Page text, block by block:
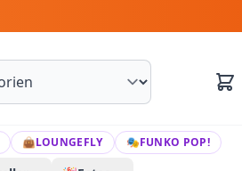
👜LOUNGEFLY 🎭FUNKO POP!